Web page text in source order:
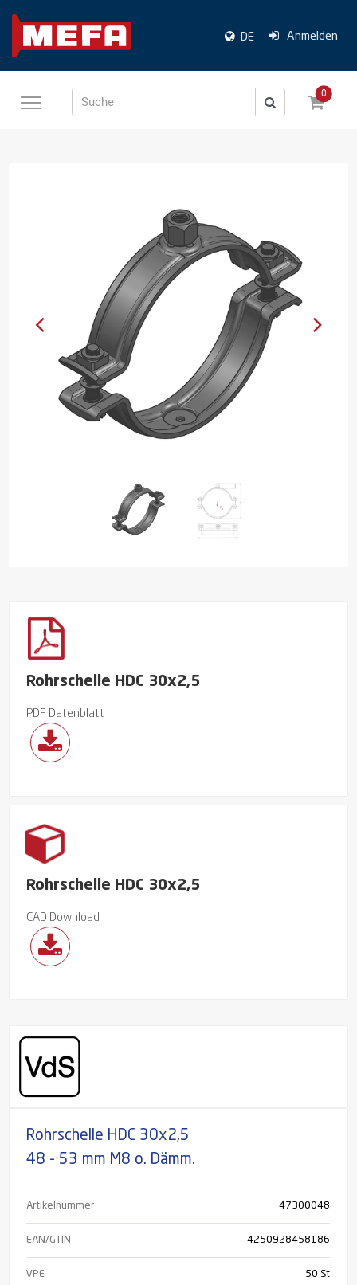
DE Anmelden
Suche
0
Rohrschelle HDC 30x2,5
PDF Datenblatt
Rohrschelle HDC 30x2,5
CAD Download
Rohrschelle HDC 30x2,5
48 - 53 mm M8 o. Dämm.
Artikelnummer 47300048
EAN/GTIN 4250928458186
VPE 50 St